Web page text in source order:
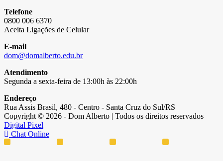
Telefone
0800 006 6370
Aceita Ligações de Celular
E-mail
dom@domalberto.edu.br
Atendimento
Segunda a sexta-feira de 13:00h às 22:00h
Endereço
Rua Assis Brasil, 480 - Centro - Santa Cruz do Sul/RS
Copyright © 2026 - Dom Alberto | Todos os direitos reservados
Digital Pixel
Chat Online